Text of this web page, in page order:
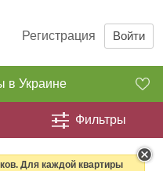
Регистрация Войти
в Украине
Фильтры
Для каждой квартиры